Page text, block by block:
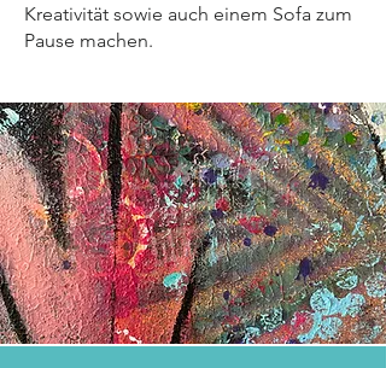
Kreativität sowie auch einem Sofa zum
Pause machen.